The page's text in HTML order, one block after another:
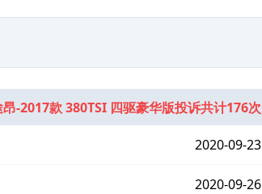
-2017款 380TSI 四驱豪华版投诉共计176次
2020-09-23
2020-09-26